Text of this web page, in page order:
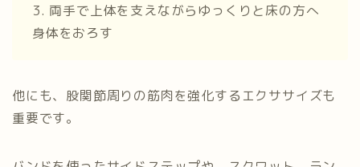
3. 両手で上体を支えながらゆっくりと床の方へ
身体をおろす
他にも、股関節周りの筋肉を強化するエクササイズも
重要です。